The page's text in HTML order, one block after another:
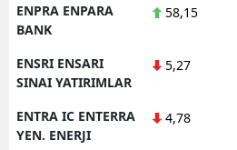
ENPRA ENPARA
BANK
58,15
ENSRI ENSARI
SINAI YATIRIMLAR
5,27
ENTRA IC ENTERRA
YEN. ENERJI
4,78